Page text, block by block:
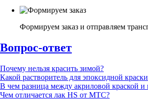
Формируем заказ и отправляем
Вопрос-ответ
Почему нельзя красить зимой?
Какой растворитель для эпоксидной
В чем разница между акриловой краской и
Чем отличается лак HS от МТС?